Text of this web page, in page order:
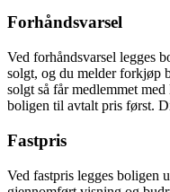
Forhåndsvarsel
Ved forhåndsvarsel legges
solgt, og du melder forkjøp
solgt så får medlemmet
boligen til avtalt pris først.
Fastpris
Ved fastpris legges boligen